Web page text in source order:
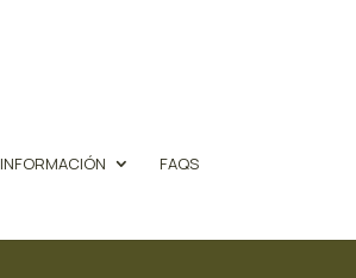
INFORMACIÓN FAQS